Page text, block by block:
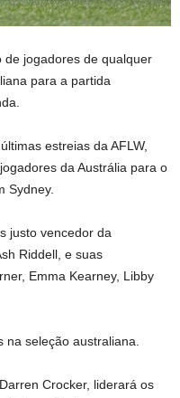
jogadores de qualquer
para a partida
estreias da AFLW,
da Austrália para o
Sydney.
justo vencedor da
Riddell, e suas
Emma Kearney, Libby
seleção australiana.
Crocker, liderará os